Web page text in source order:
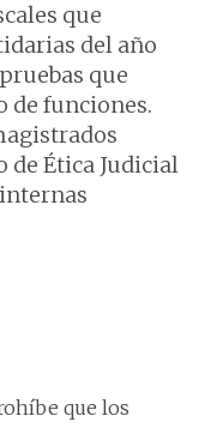
que
del año
que
de funciones.
de Ética Judicial
que los